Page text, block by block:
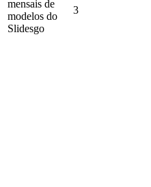
mensais de
modelos do
Slidesgo
3